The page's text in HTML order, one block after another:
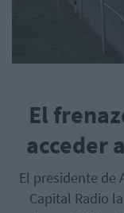
El
acceder
El presidente de
Capital Radio